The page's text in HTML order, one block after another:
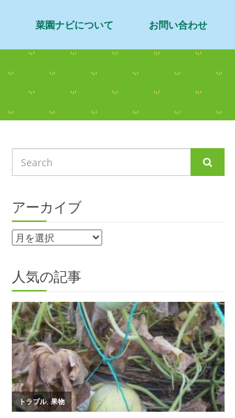
菜園ナビについて お問い合わせ
アーカイブ
人気の記事